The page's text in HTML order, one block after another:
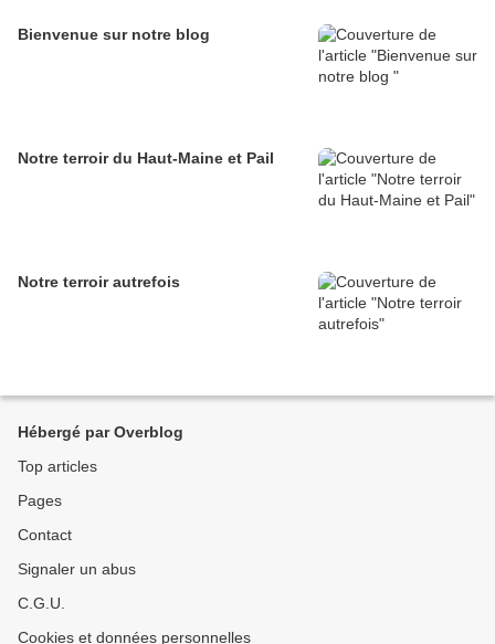
Bienvenue sur notre blog
Notre terroir du Haut-Maine et Pail
Notre terroir autrefois
Hébergé par Overblog
Top articles
Pages
Contact
Signaler un abus
C.G.U.
Cookies et données personnelles